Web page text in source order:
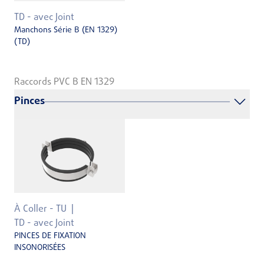
TD - avec Joint
Manchons Série B (EN 1329)
(TD)
Raccords PVC B EN 1329
Pinces
À Coller - TU
TD - avec Joint
PINCES DE FIXATION
INSONORISÉES